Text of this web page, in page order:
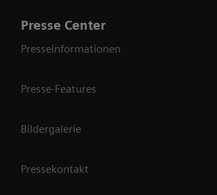
Presse Center
Presseinformationen
Presse-Features
Bildergalerie
Pressekontakt